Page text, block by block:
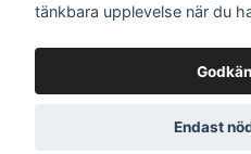
© 2026 LYSANDE
tänkbara upplevelse när du
Endast